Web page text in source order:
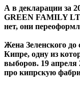
А в декларации за
GREEN FAMILY
нет, они
Жена Зеленского
Кипре, одну из
выборов. 19 апреля
про кипрскую